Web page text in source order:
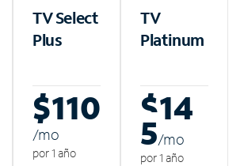
TV Select
Plus
$110
/mo
por 1 año
TV
Platinum
$14
5/mo
por 1 año